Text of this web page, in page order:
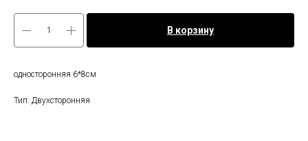
В корзину
односторонняя 6*8см
Тип: Двухсторонняя